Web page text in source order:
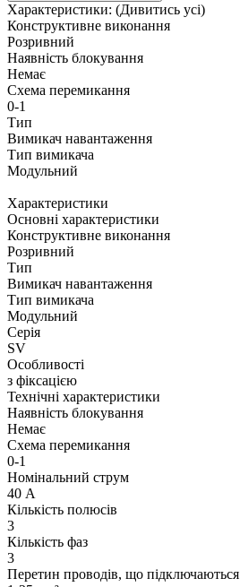
Характеристики: (Дивитись усі)
Конструктивне виконання
Розривний
Наявність блокування
Немає
Схема перемикання
0-1
Тип
Вимикач навантаження
Тип вимикача
Модульний
Характеристики
Основні характеристики
Конструктивне виконання
Розривний
Тип
Вимикач навантаження
Тип вимикача
Модульний
Серія
SV
Особливості
з фіксацією
Технічні характеристики
Наявність блокування
Немає
Схема перемикання
0-1
Номінальний струм
40 А
Кількість полюсів
3
Кількість фаз
3
Перетин проводів, що підключаються